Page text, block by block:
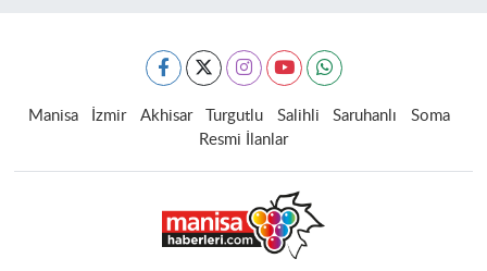
Manisa İzmir Akhisar Turgutlu Salihli Saruhanlı
Soma
Resmi İlanlar